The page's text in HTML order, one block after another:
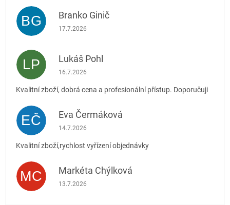
BG Branko Ginič
Hodnocení obchodu je 5 z 5 hvězdiček.
17.7.2026
LP Lukáš Pohl
Hodnocení obchodu je 5 z 5 hvězdiček.
16.7.2026
Kvalitní zboží, dobrá cena a profesionální přístup. Doporučuji
EČ Eva Čermáková
Hodnocení obchodu je 5 z 5 hvězdiček.
14.7.2026
Kvalitní zboží,rychlost vyřízení objednávky
MC Markéta Chýlková
Hodnocení obchodu je 5 z 5 hvězdiček.
13.7.2026